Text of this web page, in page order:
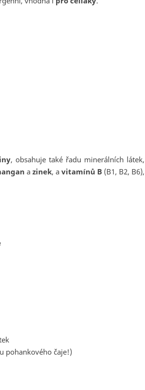
, obsahuje také řadu minerálních látek,
a zinek, a vitamínů B(B1, B2, B6),
pohankového čaje!)